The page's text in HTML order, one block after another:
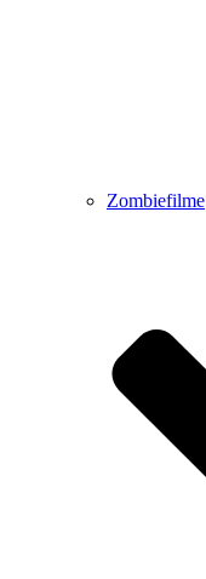
Zombiefilme